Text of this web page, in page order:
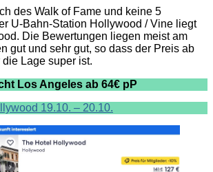
des Walk of Fame und keine 5
U-Bahn-Station Hollywood / Vine liegt
Die Bewertungen liegen meist am
gut und sehr gut, so dass der Preis ab
Lage super ist.
Los Angeles ab 64€ pP
19.10. – 20.10.